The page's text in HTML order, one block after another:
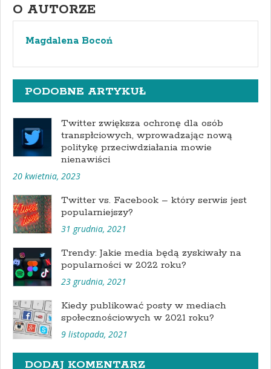
O AUTORZE
Magdalena Bocoń
PODOBNE ARTYKUŁ
Twitter zwiększa ochronę dla osób
transpłciowych, wprowadzając nową
politykę przeciwdziałania mowie
nienawiści
20 kwietnia, 2023
Twitter vs. Facebook – który serwis jest
popularniejszy?
31 grudnia, 2021
Trendy: Jakie media będą zyskiwały na
popularności w 2022 roku?
23 grudnia, 2021
Kiedy publikować posty w mediach
społecznościowych w 2021 roku?
9 listopada, 2021
DODAJ KOMENTARZ